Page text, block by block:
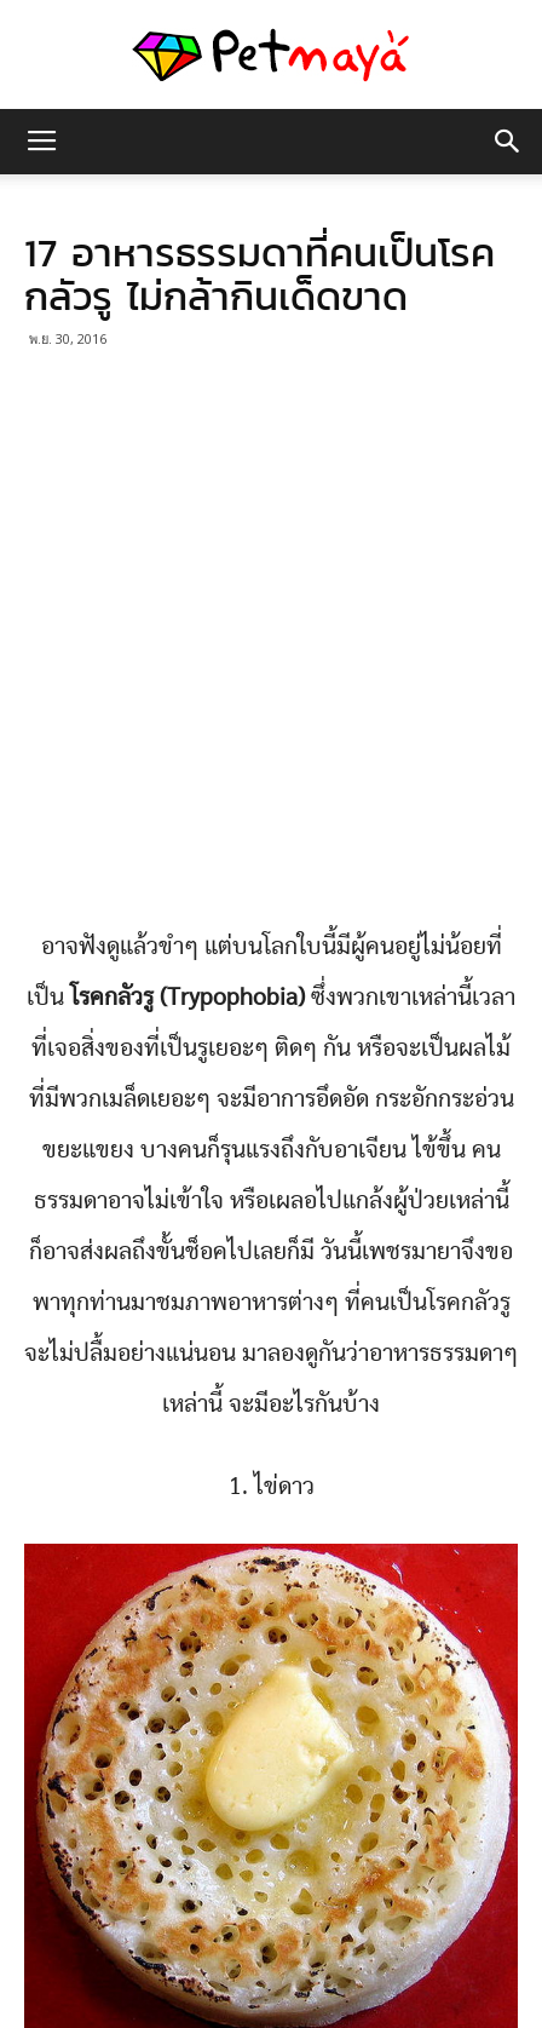
มายา
17 อาหารธรรมดาที่คนเป็นโรค
กลัวรู ไม่กล้ากินเด็ดขาด
พ.ย. 30, 2016
อาจฟังดูแล้วขำๆ แต่บนโลกใบนี้มีผู้คนอยู่ไม่น้อยที่
เป็น โรคกลัวรู (Trypophobia)ซึ่งพวกเขาเหล่านี้เวลา
ที่เจอสิ่งของที่เป็นรูเยอะๆ ติดๆ กัน หรือจะเป็นผลไม้
ที่มีพวกเมล็ดเยอะๆ จะมีอาการอึดอัด กระอักกระอ่วน
ขยะแขยง บางคนก็รุนแรงถึงกับอาเจียน ไข้ขึ้น คน
ธรรมดาอาจไม่เข้าใจ หรือเผลอไปแกล้งผู้ป่วยเหล่านี้
ก็อาจส่งผลถึงขั้นช็อคไปเลยก็มี วันนี้เพชรมายาจึงขอ
พาทุกท่านมาชมภาพอาหารต่างๆ ที่คนเป็นโรคกลัวรู
จะไม่ปลื้มอย่างแน่นอน มาลองดูกันว่าอาหารธรรมดาๆ
เหล่านี้ จะมีอะไรกันบ้าง
1. ไข่ดาว